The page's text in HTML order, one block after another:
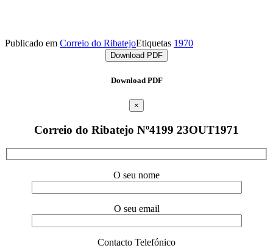
Publicado em Correio do RibatejoEtiquetas 1970
Download PDF
Download PDF
×
Correio do Ribatejo Nº4199 23OUT1971
O seu nome
O seu email
Contacto Telefónico